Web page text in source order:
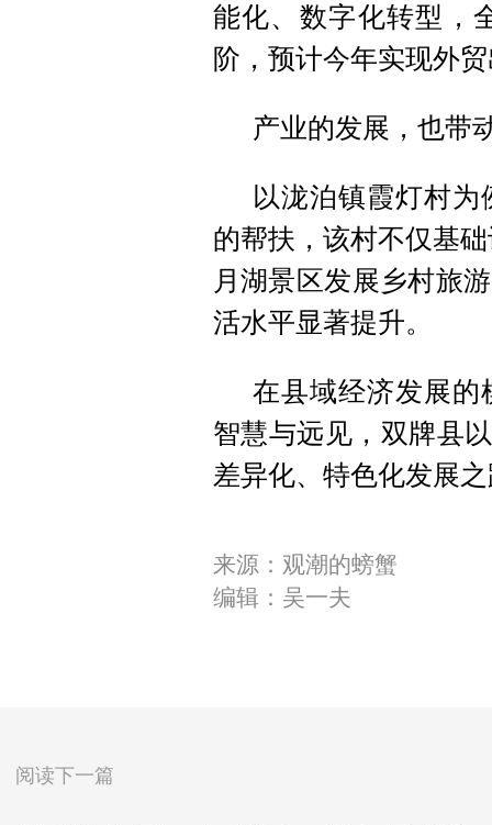
能化、数字化转型，
阶，预计今年实现外
产业的发展，也带
以泷泊镇霞灯村
的帮扶，该村不仅基
月湖景区发展乡村旅
活水平显著提升。
在县域经济发展的
智慧与远见，双牌县
差异化、特色化发展
来源：观潮的螃蟹
编辑：吴一夫
阅读下一篇